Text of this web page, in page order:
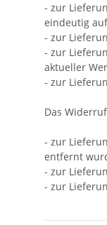
- zur
eindeutig
- zur
- zur
aktueller
- zur
Das
- zur
entfernt
- zur
- zur